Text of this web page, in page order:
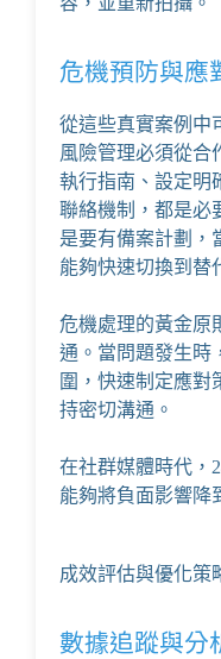
危機預防與應
從這些真實案例中
風險管理必須從合
執行指南、設定明
聯絡機制，都是必
是要有備案計劃，
能夠快速切換到替
危機處理的黃金原
通。當問題發生時
圍，快速制定應對
持密切溝通。
在社群媒體時代，
能夠將負面影響降
成效評估與優化策
數據追蹤與分